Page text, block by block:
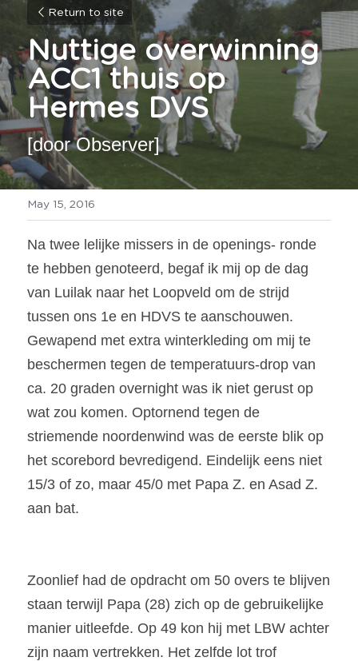
Return to site
Nuttige overwinning
ACC1 thuis op
Hermes DVS
[door Observer]
May 15, 2016
Na twee lelijke missers in de openings- ronde
te hebben genoteerd, begaf ik mij op de dag
van Luilak naar het Loopveld om de strijd
tussen ons 1e en HDVS te aanschouwen.
Gewapend met extra winterkleding om mij te
beschermen tegen de temperatuurs-drop van
ca. 20 graden overnight was ik niet gerust op
wat zou komen. Optornend tegen de
striemende noordenwind was de eerste blik op
het scorebord bevredigend. Eindelijk eens niet
15/3 of zo, maar 45/0 met Papa Z. en Asad Z.
aan bat.
Zoonlief had de opdracht om 50 overs te blijven
staan terwijl Papa (28) zich op de gebruikelijke
manier uitleefde. Op 49 kon hij met LBW achter
zijn naam vertrekken. Het zelfde lot trof